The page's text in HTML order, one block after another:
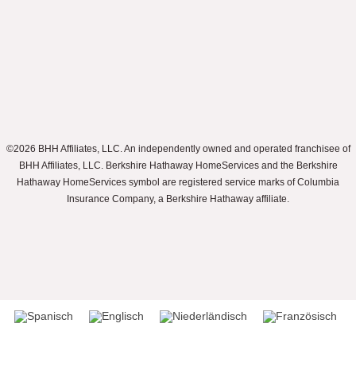
©2026 BHH Affiliates, LLC. An independently owned and operated franchisee of
BHH Affiliates, LLC. Berkshire Hathaway HomeServices and the Berkshire
Hathaway HomeServices symbol are registered service marks of Columbia
Insurance Company, a Berkshire Hathaway affiliate.